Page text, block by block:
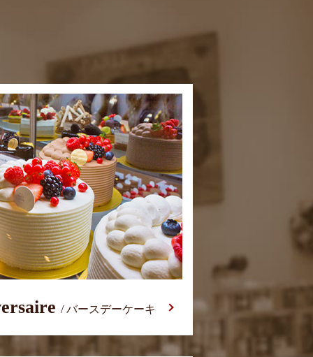
/ バースデーケーキ